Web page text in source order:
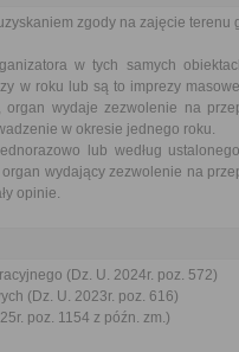
zgody na zajęcie terenu
w tych samych
w roku lub są to imprezy
wydaje zezwolenie na
w okresie jednego roku.
lub według
wydający zezwolenie na
opinie.
(Dz. U. 2024r. poz. 572)
(Dz. U. 2023r. poz. 616)
poz. 1154 z późn. zm.)